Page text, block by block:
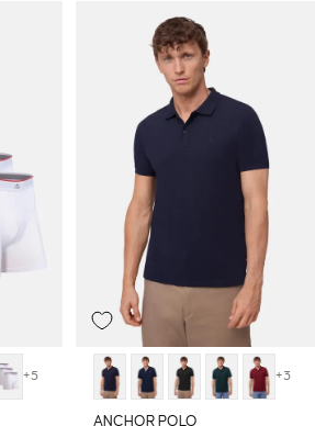
+5 +3
ANCHOR POLO